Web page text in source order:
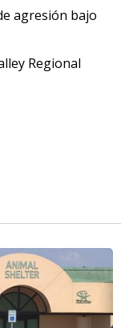
agresión bajo
Regional